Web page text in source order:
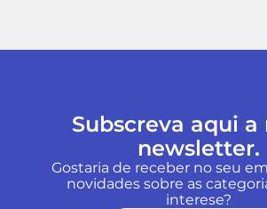
Subscreva aqui a
newsletter.
Gostaria de receber no seu
novidades sobre as
interese?